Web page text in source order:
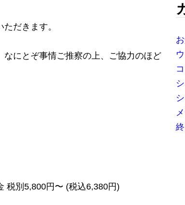
だきます。
にとぞ事情ご推察の上、ご協⼒のほど
税別5,800円〜 (税込6,380円)